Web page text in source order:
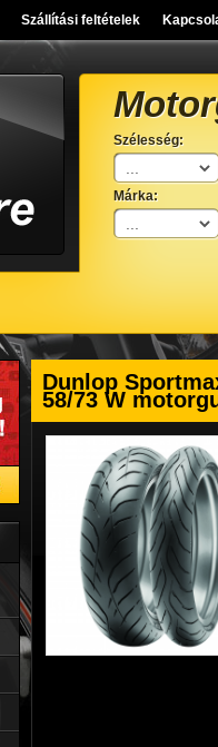
Szállítási feltételek
Szélesség:
Márka:
Dunlop
58/73 W